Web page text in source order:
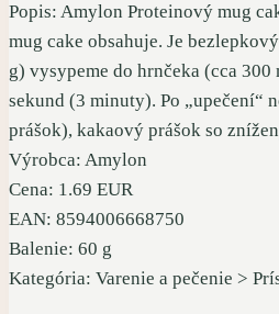
Popis: Amylon Proteinový mug
mug cake obsahuje. Je
g) vysypeme do hrnčeka (cca
sekund (3 minuty). Po
prášok), kakaový prášok so
Výrobca: Amylon
Cena: 1.69 EUR
EAN: 8594006668750
Balenie: 60 g
Kategória: Varenie a pečenie >